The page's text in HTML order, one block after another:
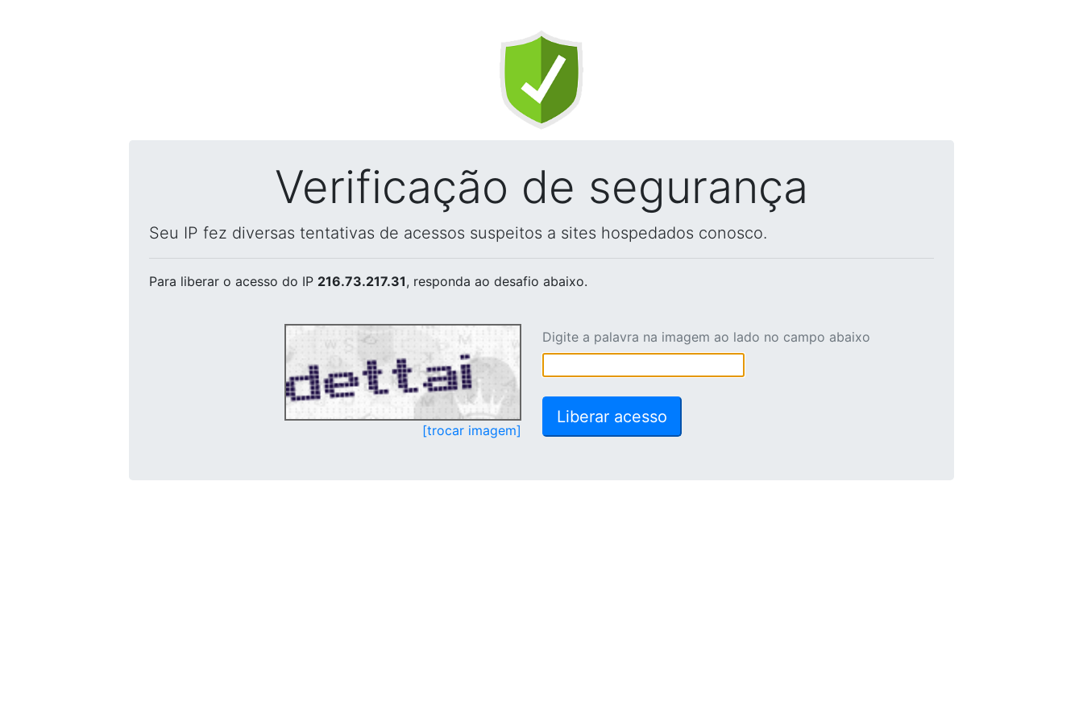
Verificação de segurança
Seu IP fez diversas tentativas de acessos suspeitos a sites hospedados conosco.
Para liberar o acesso do IP 216.73.217.31, responda ao desafio abaixo.
[trocar imagem]
Digite a palavra na imagem ao lado no campo abaixo